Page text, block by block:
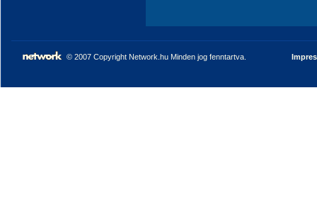
© 2007 Copyright Network.hu Minden jog fenntartva.